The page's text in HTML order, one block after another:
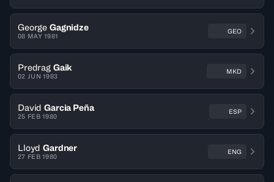
George Gagnidze
08 MAY 1981
GEO
Predrag Gaik
02 JUN 1983
MKD
David Garcia Peña
25 FEB 1980
ESP
Lloyd Gardner
27 FEB 1980
ENG